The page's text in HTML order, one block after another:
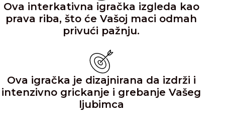
Ova interkativna igračka izgleda kao
prava riba, što će Vašoj maci odmah
privući pažnju.
Ova igračka je dizajnirana da izdrži i
intenzivno grickanje i grebanje Vašeg
ljubimca